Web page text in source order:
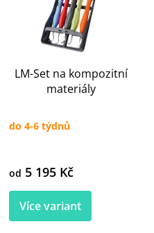
LM-Set na kompozitní
materiály
do 4-6 týdnů
od 5 195 Kč
Více variant